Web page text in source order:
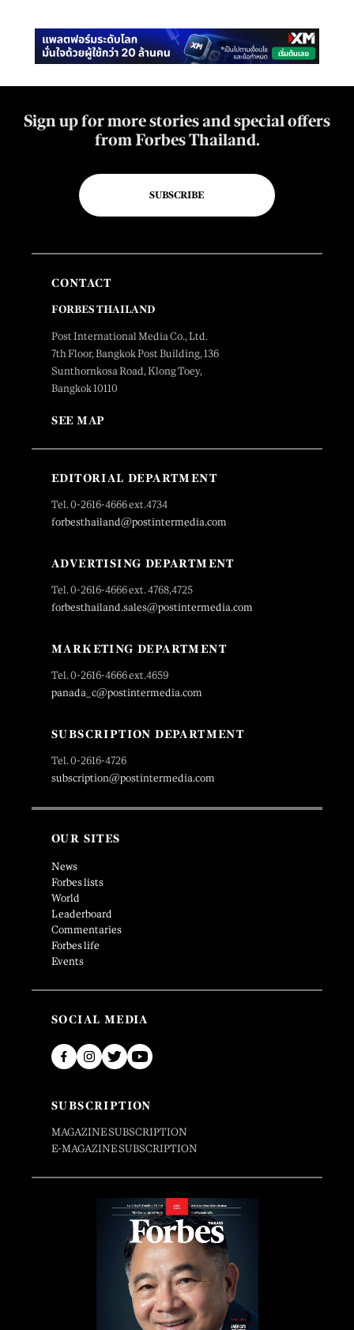
Sign up for more stories and special offers
from Forbes Thailand.
SUBSCRIBE
CONTACT
FORBES THAILAND
Post International Media Co., Ltd.
7th Floor, Bangkok Post Building, 136
Sunthornkosa Road, Klong Toey,
Bangkok 10110
SEE MAP
EDITORIAL DEPARTMENT
Tel. 0-2616-4666 ext.4734
forbesthailand@postintermedia.com
ADVERTISING DEPARTMENT
Tel. 0-2616-4666 ext. 4768,4725
forbesthailand.sales@postintermedia.com
MARKETING DEPARTMENT
Tel. 0-2616-4666 ext.4659
panada_c@postintermedia.com
SUBSCRIPTION DEPARTMENT
Tel. 0-2616-4726
subscription@postintermedia.com
OUR SITES
News
Forbes lists
World
Leaderboard
Commentaries
Forbes life
Events
SOCIAL MEDIA
SUBSCRIPTION
MAGAZINE SUBSCRIPTION
E-MAGAZINE SUBSCRIPTION